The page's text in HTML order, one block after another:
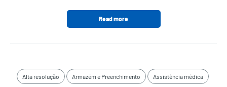
Read more
Alta resolução Armazém e Preenchimento Assistência médica